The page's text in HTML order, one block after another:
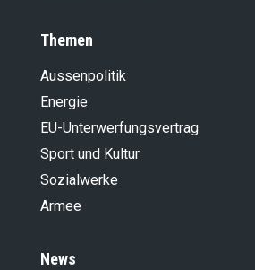
Themen
Aussenpolitik
Energie
EU-Unterwerfungsvertrag
Sport und Kultur
Sozialwerke
Armee
News